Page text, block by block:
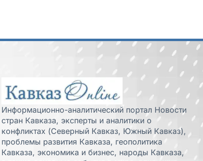
Информационно-аналитический портал Новости
стран Кавказа, эксперты и аналитики о
конфликтах (Северный Кавказ, Южный Кавказ),
проблемы развития Кавказа, геополитика
Кавказа, экономика и бизнес, народы Кавказа,